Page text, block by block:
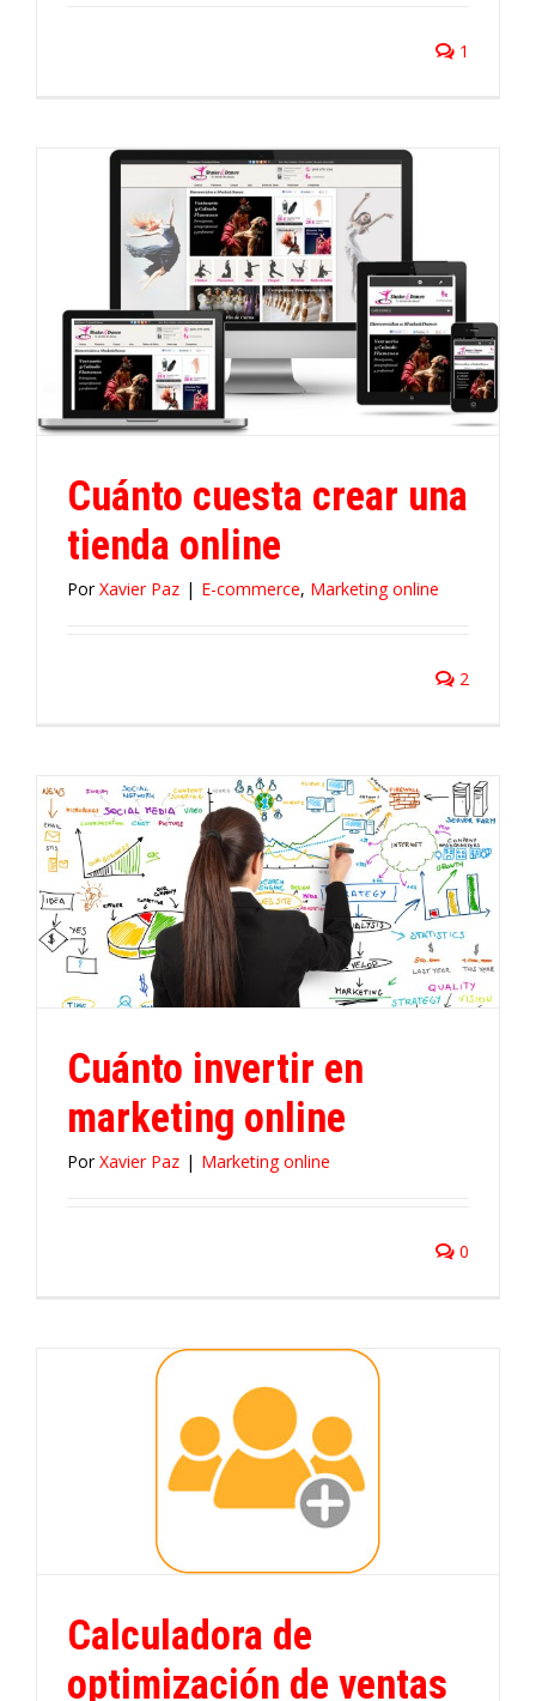
1
Cuánto cuesta crear una
tienda online
PorXavier Paz | E-commerce, Marketing online
2
Cuánto invertir en
marketing online
PorXavier Paz | Marketing online
0
Calculadora de
optimización de ventas